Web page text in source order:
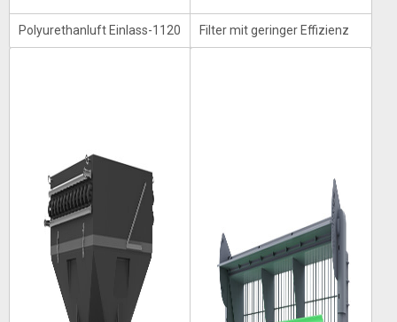
Polyurethanluft Einlass-1120 Filter mit geringer Effizienz